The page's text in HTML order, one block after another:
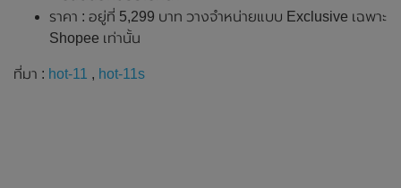
ราคา : อยู่ที่ 5,299 บาท วางจำหน่ายแบบ Exclusive เฉพาะ
Shopee เท่านั้น
ที่มา : hot-11 , hot-11s